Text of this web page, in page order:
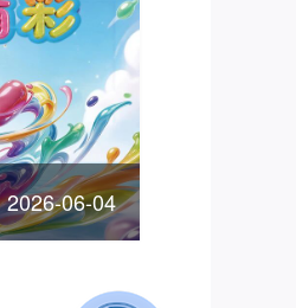
2026-06-04